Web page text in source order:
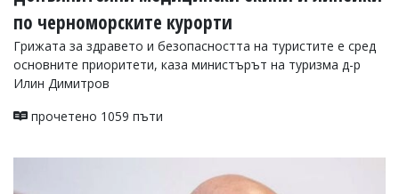
по черноморските курорти
Грижата за здравето и безопасността на туристите е сред
основните приоритети, каза министърът на туризма д-р
Илин Димитров
прочетено 1059 пъти